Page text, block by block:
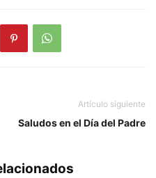
Artículo siguiente
Saludos en el Día del Padre